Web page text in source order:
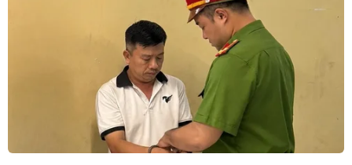
HLV Kim Sang-sik: 'Tuyển Việt Nam
hướng tới chiến thắng để giữ ngôi
Chủ tịch Liên đoàn Bóng đá thế giới
chịu sức ép chưa từng có